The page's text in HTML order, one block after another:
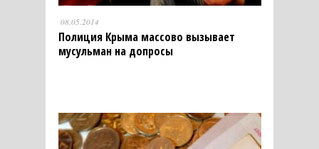
08.05.2014
Полиция Крыма массово вызывает
мусульман на допросы